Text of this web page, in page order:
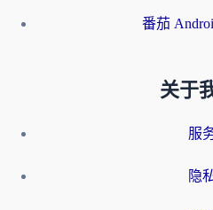
番茄
关于
服
隐